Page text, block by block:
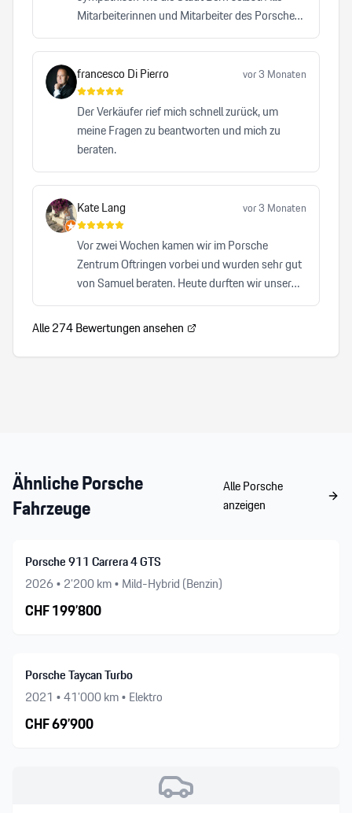
Mitarbeiterinnen und Mitarbeiter des Porsche
Zentrums Bern leisten einen bemerkenswerten
Beitrag dazu, dass die Traditionsmarke Porsche
auf höchstem Niveau repräsentiert wird. Kein
anderes Autohaus, das ich bisher besucht habe,
hat mich mit einer vergleichbaren Herzlichkeit,
Professionalität und Zuverlässigkeit überzeugt.
francesco Di Pierro vor 3 Monaten
Der Verkäufer rief mich schnell zurück, um
meine Fragen zu beantworten und mich zu
beraten.
Kate Lang vor 3 Monaten
Vor zwei Wochen kamen wir im Porsche
Zentrum Oftringen vorbei und wurden sehr gut
von Samuel beraten. Heute durften wir unser
Auto abholen und waren von A-Z zufrieden. Wir
können Samuel von Herzen und auch das
Porsche Zentrum Oftrigen sehr empfehlen.
Herzlicher, kompetenter Service, der keinen
Alle274Bewertungen ansehen
ÄhnlichePorsche
Fahrzeuge
AllePorsche
anzeigen
Porsche 911 Carrera 4 GTS
2026• 2’200km • Mild-Hybrid (Benzin)
CHF199’800
Porsche Taycan Turbo
2021 •41’000km • Elektro
CHF69’900